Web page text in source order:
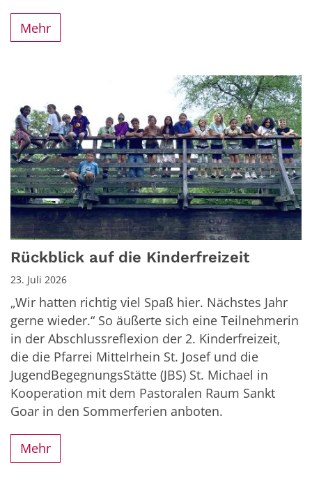
Mehr
Rückblick auf die Kinderfreizeit
23. Juli 2026
„Wir hatten richtig viel Spaß hier. Nächstes Jahr
gerne wieder.“ So äußerte sich eine Teilnehmerin
in der Abschlussreflexion der 2. Kinderfreizeit,
die die Pfarrei Mittelrhein St. Josef und die
JugendBegegnungsStätte (JBS) St. Michael in
Kooperation mit dem Pastoralen Raum Sankt
Goar in den Sommerferien anboten.
Mehr